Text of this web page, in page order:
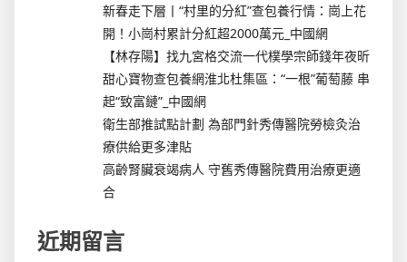
新春走下層丨“村里的分紅”查包養行情：崗上花
開！小崗村累計分紅超2000萬元_中國網
【林存陽】找九宮格交流一代樸學宗師錢年夜昕
甜心寶物查包養網淮北杜集區：“一根”葡萄藤 串
起“致富鏈”_中國網
衛生部推試點計劃 為部門針秀傳醫院勞檢灸治
療供給更多津貼
高齡腎臟衰竭病人 守舊秀傳醫院費用治療更適
合
近期留言